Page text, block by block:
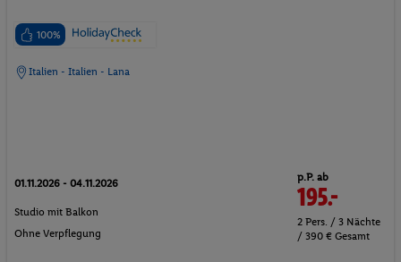
100%
Italien - Italien - Lana
01.11.2026 - 04.11.2026
Studio mit Balkon
Ohne Verpflegung
p.P. ab
195.-
2 Pers. / 3 Nächte
/ 390 € Gesamt